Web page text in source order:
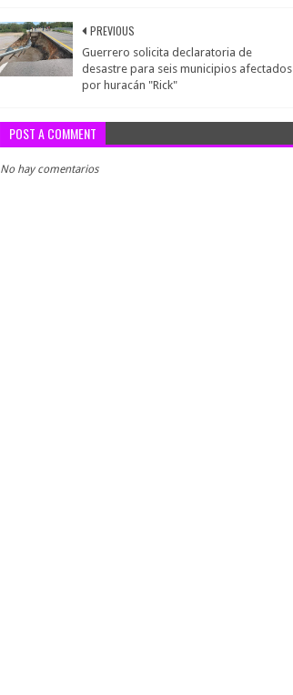
PREVIOUS
Guerrero solicita declaratoria de
desastre para seis municipios afectados
por huracán "Rick"
POST A COMMENT
No hay comentarios